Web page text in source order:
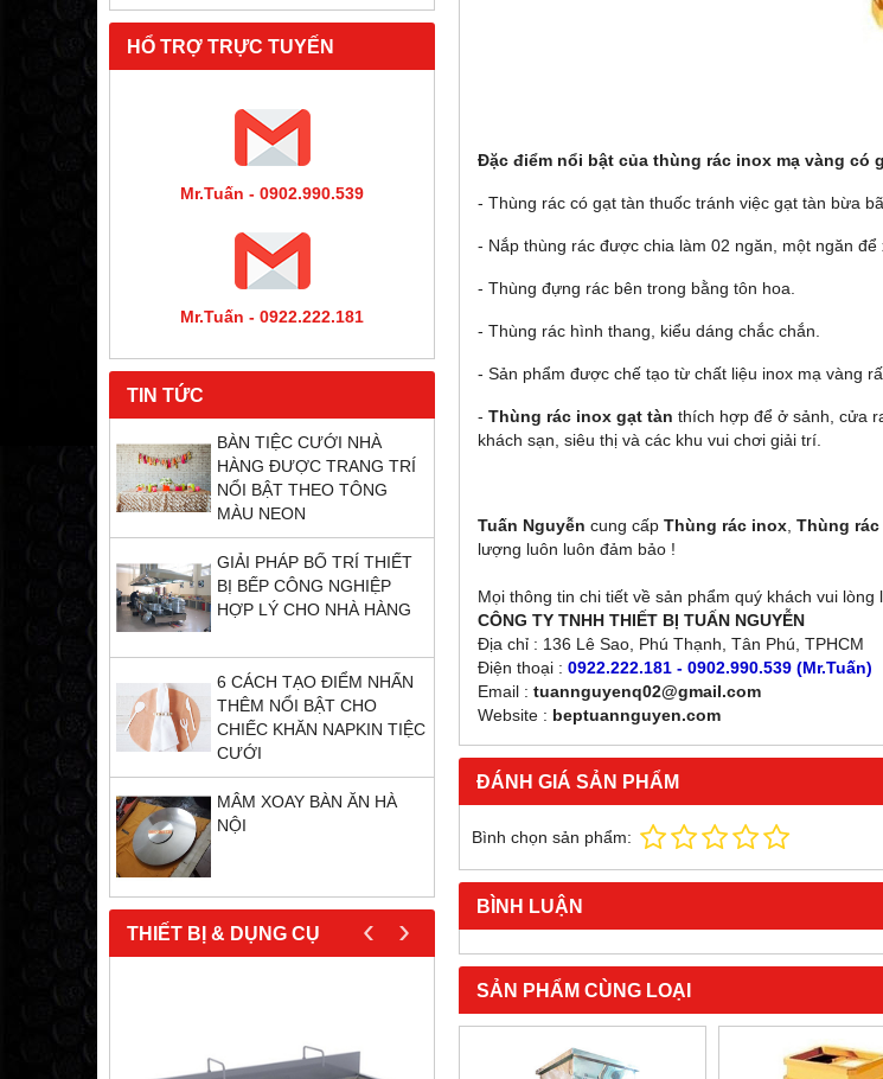
HỔ TRỢ TRỰC TUYẾN
Mr.Tuấn - 0902.990.539
Mr.Tuấn - 0922.222.181
TIN TỨC
BÀN TIỆC CƯỚI NHÀ
HÀNG ĐƯỢC TRANG TRÍ
NỔI BẬT THEO TÔNG
MÀU NEON
GIẢI PHÁP BỐ TRÍ THIẾT
BỊ BẾP CÔNG NGHIỆP
HỢP LÝ CHO NHÀ HÀNG
6 CÁCH TẠO ĐIỂM NHẤN
THÊM NỔI BẬT CHO
CHIẾC KHĂN NAPKIN TIỆC
CƯỚI
MÂM XOAY BÀN ĂN HÀ
NỘI
THIẾT BỊ & DỤNG CỤ ‹ ›
Đặc điểm nổi bật của thùng rác inox mạ vàng có
- Thùng rác có gạt tàn thuốc tránh việc gạt tàn bừa
- Nắp thùng rác được chia làm 02 ngăn, một ngăn
- Thùng đựng rác bên trong bằng tôn hoa.
- Thùng rác hình thang, kiểu dáng chắc chắn.
- Sản phẩm được chế tạo từ chất liệu inox mạ vàng
- Thùng rác inox gạt tàn thích hợp để ở sảnh, cửa
khách sạn, siêu thị và các khu vui chơi giải trí.
Tuấn Nguyễn cung cấp Thùng rác inox Thùng
lượng luôn luôn đảm bảo !
Mọi thông tin chi tiết về sản phẩm quý khách vui lòng
CÔNG TY TNHH THIẾT BỊ TUẤN NGUYỄN
Địa chỉ : 136 Lê Sao, Phú Thạnh, Tân Phú, TPHCM
Điện thoại : 0922.222.181 - 0902.990.539 (Mr.Tuấn)
Email : tuannguyenq02@gmail.com
Website : beptuannguyen.com
ĐÁNH GIÁ SẢN PHẨM
Bình chọn sản phẩm:
BÌNH LUẬN
SẢN PHẨM CÙNG LOẠI